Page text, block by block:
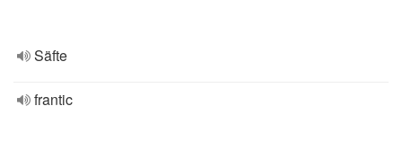
Säfte
frantic